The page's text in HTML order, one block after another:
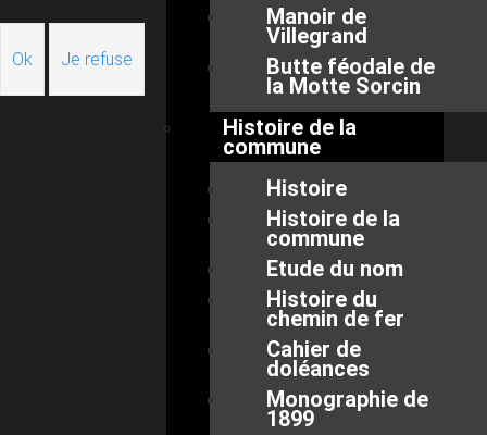
Manoir de
Villegrand
Butte féodale de
la Motte Sorcin
Histoire de la
commune
Histoire
Histoire de la
commune
Etude du nom
Histoire du
chemin de fer
Cahier de
doléances
Monographie de
1899
Ok Je refuse